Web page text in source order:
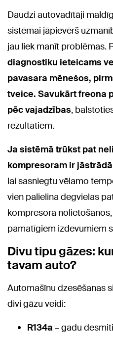
Daudzi autovadītāji
sistēmai jāpievērš
jau liek manīt problēmas.
diagnostiku ieteicams
pavasara mēnešos,
tveice. Savukārt freona
pēc vajadzības,
rezultātiem.
Ja sistēmā trūkst pat
kompresoram ir
lai sasniegtu vēlamo
vien palielina degvielas
kompresora
pamatīgiem izdevumiem
Divu tipu gāzes:
tavam auto?
Automašīnu dzesēšanas
divi gāzu veidi:
R134a – gadu